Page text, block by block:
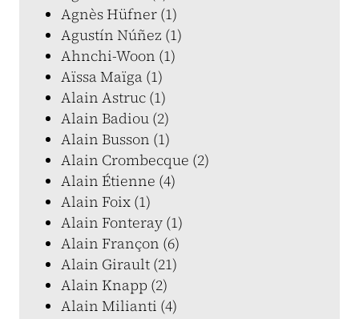
Agnès Hüfner (1)
Agustín Núñez (1)
Ahnchi-Woon (1)
Aïssa Maïga (1)
Alain Astruc (1)
Alain Badiou (2)
Alain Busson (1)
Alain Crombecque (2)
Alain Étienne (4)
Alain Foix (1)
Alain Fonteray (1)
Alain Françon (6)
Alain Girault (21)
Alain Knapp (2)
Alain Milianti (4)